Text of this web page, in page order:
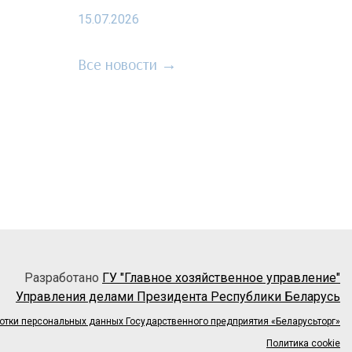
15.07.2026
Все новости →
Разработано ГУ "Главное хозяйственное управление"
Управления делами Президента Республики Беларусь
персональных данных Государственного предприятия «Беларусьторг»
Политика cookie